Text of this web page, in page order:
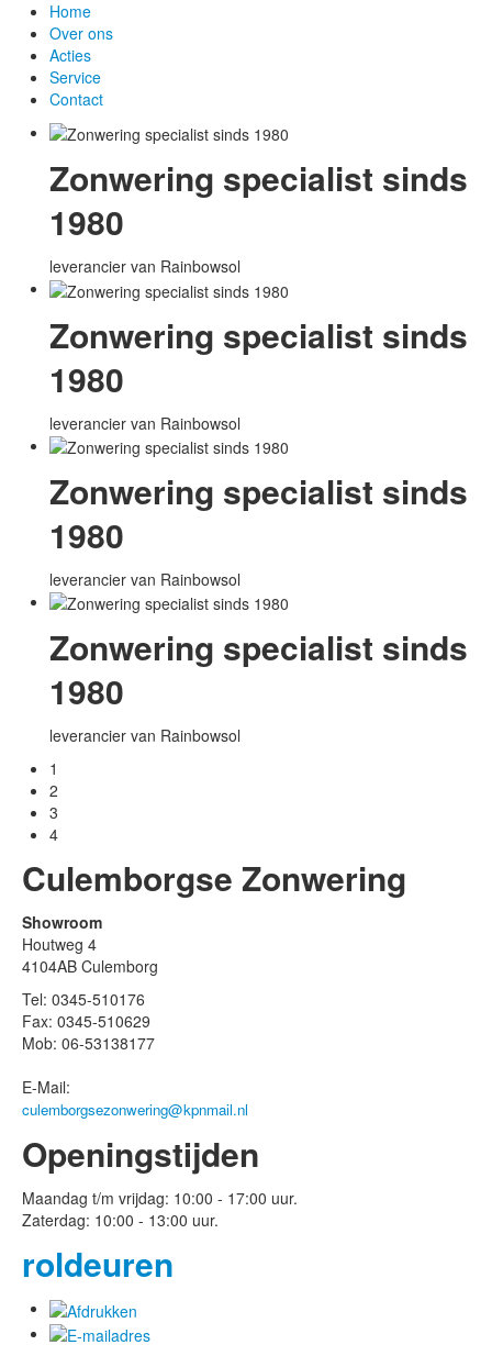
Home
Over ons
Acties
Service
Contact
Zonwering specialist sinds
1980
leverancier van Rainbowsol
Zonwering specialist sinds
1980
leverancier van Rainbowsol
Zonwering specialist sinds
1980
leverancier van Rainbowsol
Zonwering specialist sinds
1980
leverancier van Rainbowsol
1
2
3
4
Culemborgse Zonwering
Showroom
Houtweg 4
4104AB Culemborg
Tel: 0345-510176
Fax: 0345-510629
Mob: 06-53138177
E-Mail:
culemborgsezonwering@kpnmail.nl
Openingstijden
Maandag t/m vrijdag: 10:00 - 17:00 uur.
Zaterdag: 10:00 - 13:00 uur.
roldeuren